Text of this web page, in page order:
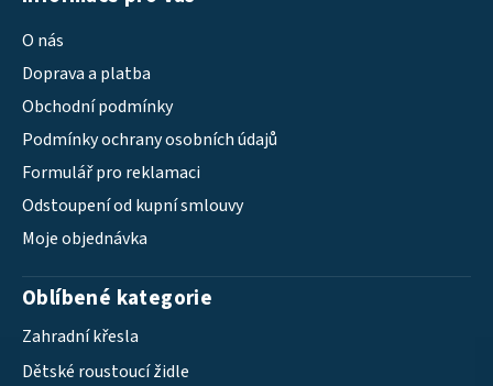
O nás
Doprava a platba
Obchodní podmínky
Podmínky ochrany osobních údajů
Formulář pro reklamaci
Odstoupení od kupní smlouvy
Moje objednávka
Oblíbené kategorie
Zahradní křesla
Dětské roustoucí židle